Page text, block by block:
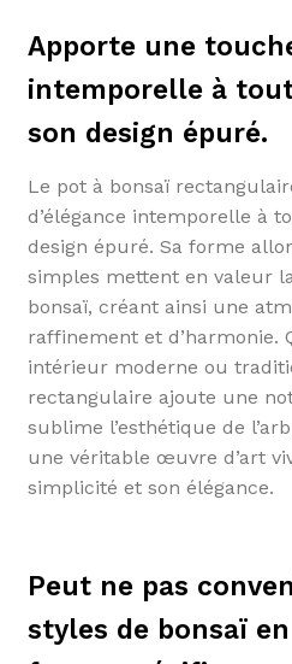
Apporte une
intemporelle à
son design épuré.
Le pot à bonsaï
d’élégance intemporelle à
design épuré. Sa forme
simples mettent en valeur
bonsaï, créant ainsi une
raffinement et d’harmonie.
intérieur moderne ou
rectangulaire ajoute une
sublime l’esthétique de
une véritable œuvre d’art
simplicité et son élégance.
Peut ne pas
styles de bonsaï